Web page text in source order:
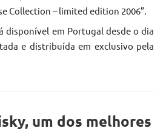
Collection – limited edition 2006”.
disponível em Portugal desde o dia
e distribuída em exclusivo pela
um dos melhores